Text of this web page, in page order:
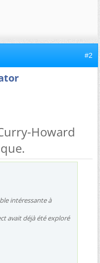
#2
Howard
intéressante à
avait déjà été exploré